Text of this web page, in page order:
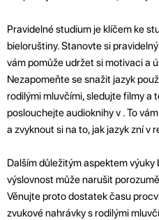
Pravidelné studium je klíčem ke
bieloruštiny. Stanovte si
vám pomůže udržet si motivaci a
Nezapomeňte se snažit jazyk
rodilými mluvčími, sledujte filmy a
poslouchejte audioknihy v . To
a zvyknout si na to, jak jazyk zní v
Dalším důležitým aspektem
výslovnost může narušit
Věnujte proto dostatek času
zvukové nahrávky s rodilými